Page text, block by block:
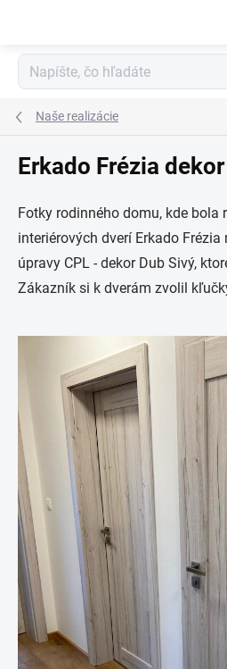
Naše realizácie
Erkado Frézia
Fotky rodinného domu, kde bola
interiérových dverí Erkado
úpravy CPL - dekor Dub Sivý,
Zákazník si k dverám zvolil